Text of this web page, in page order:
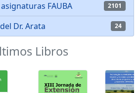
FAUBA 2101
Dr. Arata 24
Libros